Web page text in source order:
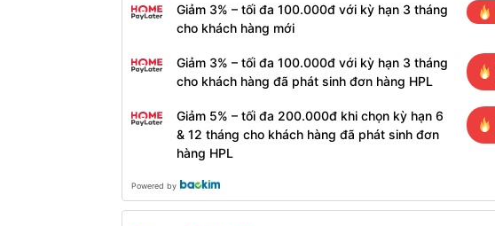
Giảm 3% – tối đa 100.000đ với kỳ hạn 3 tháng
cho khách hàng mới
Giảm 3% – tối đa 100.000đ với kỳ hạn 3 tháng
cho khách hàng đã phát sinh đơn hàng HPL
Giảm 5% – tối đa 200.000đ khi chọn kỳ hạn 6
& 12 tháng cho khách hàng đã phát sinh đơn
hàng HPL
Powered by